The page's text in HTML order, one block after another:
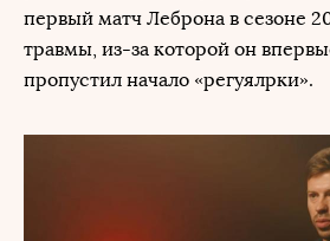
первый матч Леброна в сезоне
травмы, из-за которой он
пропустил начало «регуялрки».